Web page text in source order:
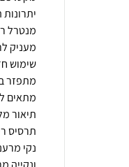
תרסיס
נקי